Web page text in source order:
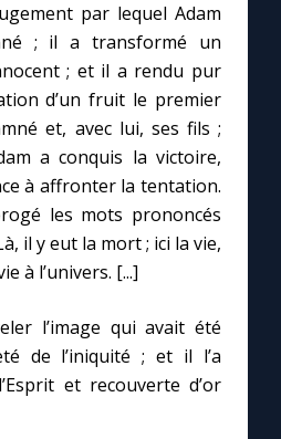
par lequel Adam
; il a transformé un
; et il a rendu pur
d’un fruit le premier
et, avec lui, ses fils ;
a conquis la victoire,
à affronter la tentation.
les mots prononcés
il y eut la mort ; ici la vie,
à l’univers. [...]
l’image qui avait été
de l’iniquité ; et il l’a
et recouverte d’or